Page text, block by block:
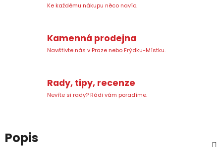
Ke každému nákupu něco navíc.
Kamenná prodejna
Navštivte nás v Praze nebo Frýdku-Místku.
Rady, tipy, recenze
Nevíte si rady? Rádi vám poradíme.
Popis